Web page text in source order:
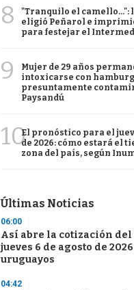
8
"Tranquilo el camello...":
eligió Peñarol e
para festejar el
9
Mujer de 29 años
intoxicarse con
presuntamente
Paysandú
10El pronóstico para el
de 2026: cómo estará el
zona del país, según
Últimas Noticias
06:00
Así abre la cotización
jueves 6 de agosto de
uruguayos
04:42